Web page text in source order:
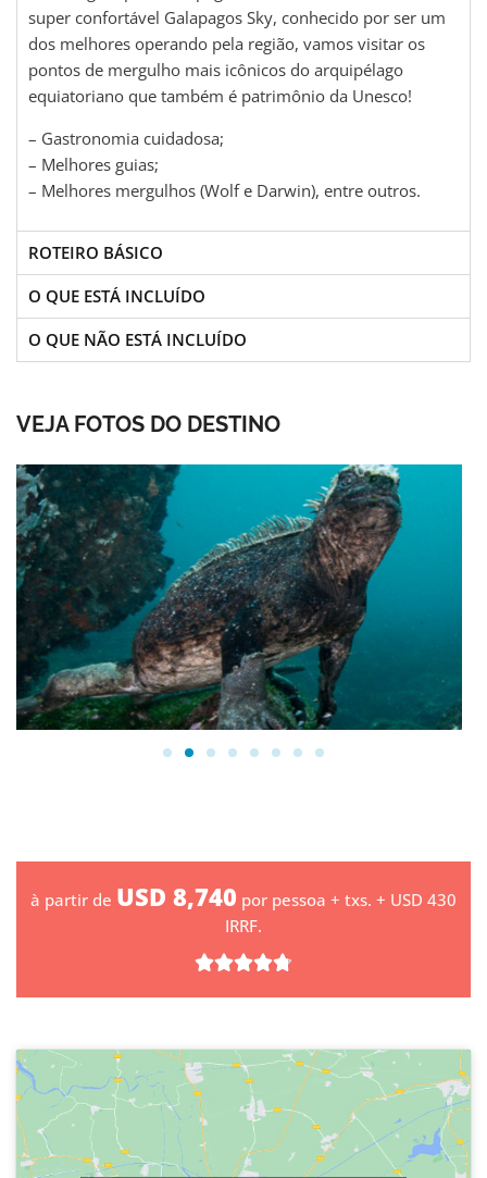
super confortável Galapagos Sky, conhecido por ser um
dos melhores operando pela região, vamos visitar os
pontos de mergulho mais icônicos do arquipélago
equiatoriano que também é patrimônio da Unesco!
– Gastronomia cuidadosa;
– Melhores guias;
– Melhores mergulhos (Wolf e Darwin), entre outros.
ROTEIRO BÁSICO
O QUE ESTÁ INCLUÍDO
O QUE NÃO ESTÁ INCLUÍDO
VEJA FOTOS DO DESTINO
à partir de USD 8,740 por pessoa + txs. + USD 430
IRRF.
